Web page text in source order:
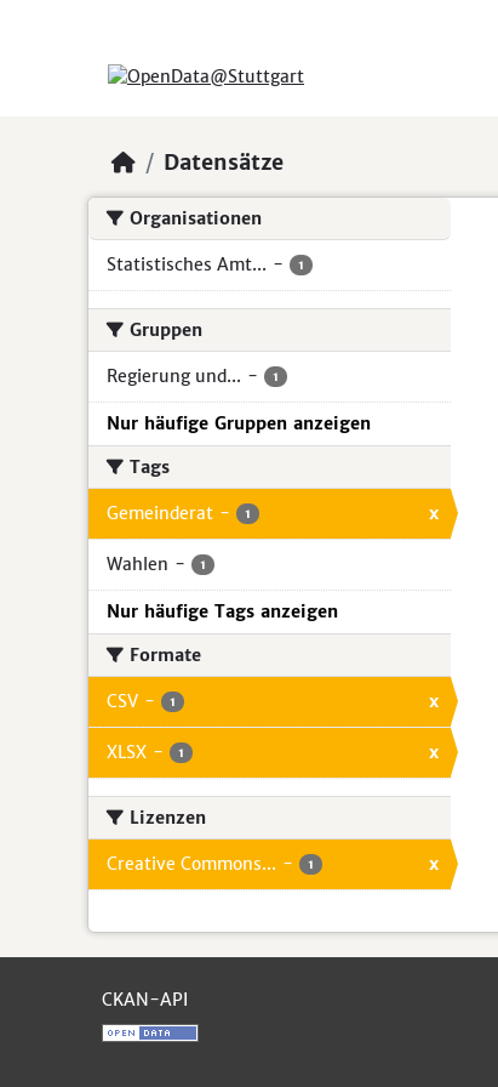
Datensätze
Organisationen
Statistisches Amt... - 1
Gruppen
Regierung und... - 1
Nur häufige Gruppen anzeigen
Tags
Gemeinderat - 1 x
Wahlen - 1
Nur häufige Tags anzeigen
Formate
CSV - 1 x
XLSX - 1 x
Lizenzen
Creative Commons... - 1 x
CKAN-API